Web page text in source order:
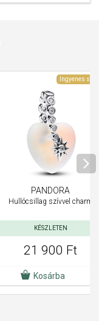
Ingyenes
PANDORA
Hullócsillag szívvel charm
KÉSZLETEN
21 900 Ft
Kosárba